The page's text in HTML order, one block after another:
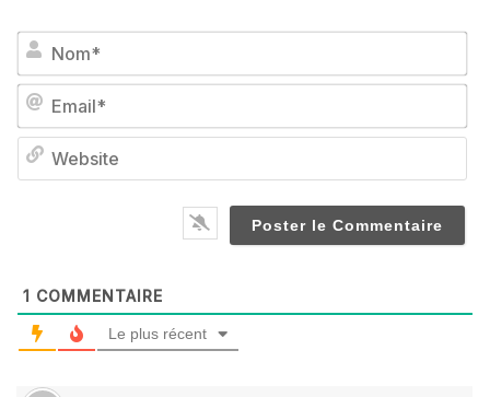
1 COMMENTAIRE
Le plus récent